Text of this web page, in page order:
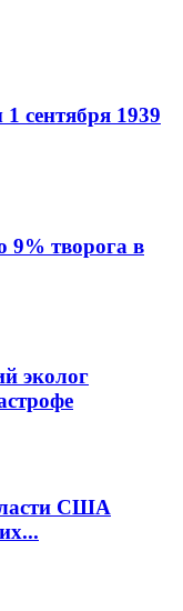
сентября 1939
9% творога в
эколог
США